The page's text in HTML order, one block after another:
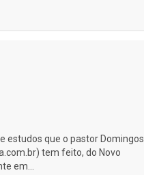
estudos que o pastor Domingos
tem feito, do Novo
em...